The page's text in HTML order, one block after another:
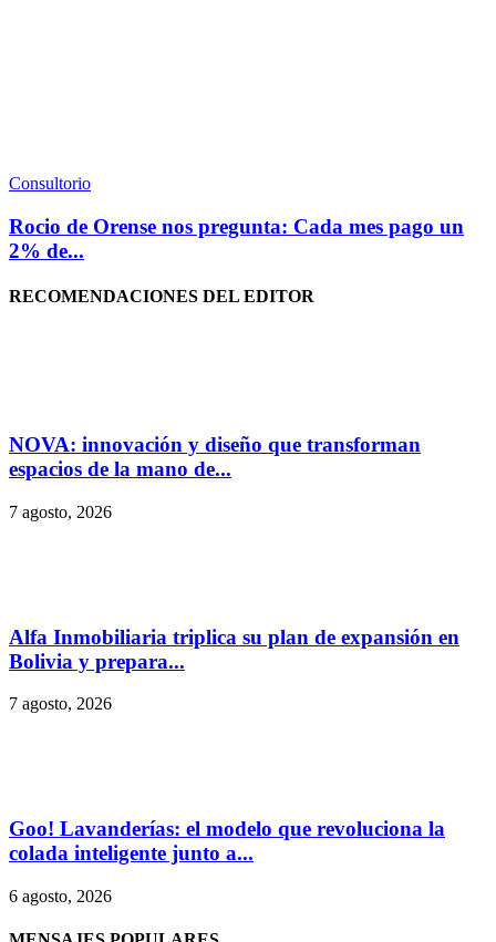
Consultorio
Rocio de Orense nos pregunta: Cada mes pago un
2% de...
RECOMENDACIONES DEL EDITOR
NOVA: innovación y diseño que transforman
espacios de la mano de...
7 agosto, 2026
Alfa Inmobiliaria triplica su plan de expansión en
Bolivia y prepara...
7 agosto, 2026
Goo! Lavanderías: el modelo que revoluciona la
colada inteligente junto a...
6 agosto, 2026